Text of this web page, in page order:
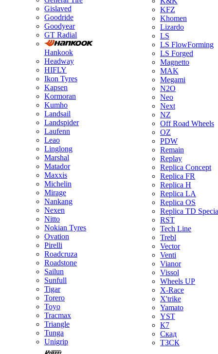
Gislaved
Goodride
Goodyear
GT Radial
Hankook
Headway
HIFLY
Ikon Tyres
Kapsen
Kormoran
Kumho
Landsail
Landspider
Laufenn
Leao
Linglong
Marshal
Matador
Maxxis
Michelin
Mirage
Nankang
Nexen
Nitto
Nokian Tyres
Ovation
Pirelli
Roadcruza
Roadstone
Sailun
Sunfull
Tigar
Torero
Toyo
Tracmax
Triangle
Tunga
Unigrip
KFZ
Khomen
Lizardo
LS
LS FlowForming
LS Forged
Magnetto
MAK
Megami
N2O
Neo
Next
NZ
Off Road Wheels
OZ
PDW
Remain
Replay
Replica Concept
Replica FR
Replica H
Replica LA
Replica OS
Replica TD
RST
Tech Line
Trebl
Vector
Venti
Vianor
Vissol
Wheels UP
X-Race
X'trike
Yamato
YST
К7
Скад
ТЗСК